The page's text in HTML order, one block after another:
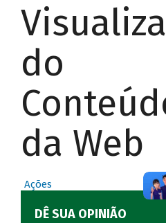
do
da Web
Ações
DÊ SUA OPINIÃO